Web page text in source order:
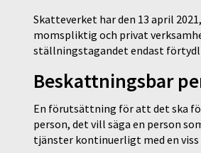
Skatteverket har den 13 april
momspliktig och privat
ställningstagandet endast
Beskattningsbar
En förutsättning för att det ska
person, det vill säga en person
tjänster kontinuerligt med en viss